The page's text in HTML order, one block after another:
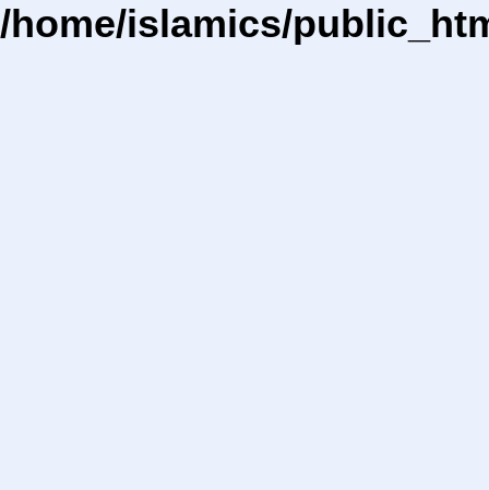
/home/islamics/